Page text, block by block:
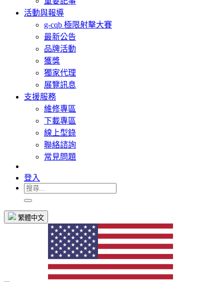
活動與報導
g-cqb 極限射擊大賽
最新公告
品牌活動
獲獎
獨家代理
展覽訊息
支援服務
維修專區
下載專區
線上型錄
聯絡諮詢
常見問題
登入
繁體中文